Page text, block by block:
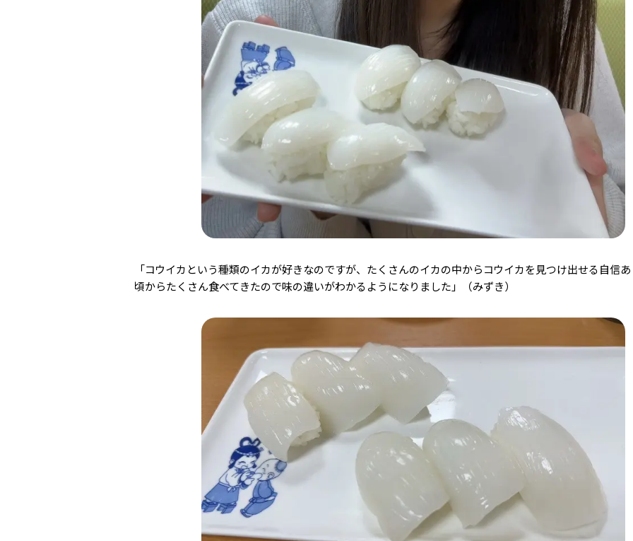
「コウイカという種類のイカが好きなのですが、たくさんのイカの中からコウイカを見つけ出せる自信
頃からたくさん食べてきたので味の違いがわかるようになりました」（みずき）